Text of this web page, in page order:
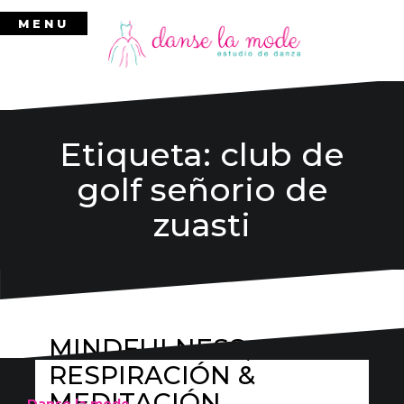
Ir
MENU
Etiqueta: club de
golf señorio de
zuasti
MINDFULNESS,
RESPIRACIÓN &